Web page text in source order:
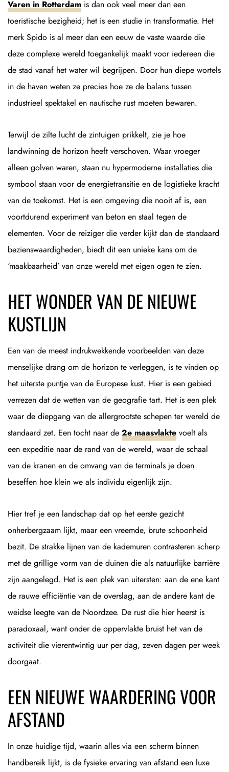
Varen in Rotterdam is dan ook veel meer dan een
toeristische bezigheid; het is een studie in transformatie. Het
merk Spido is al meer dan een eeuw de vaste waarde die
deze complexe wereld toegankelijk maakt voor iedereen die
de stad vanaf het water wil begrijpen. Door hun diepe wortels
in de haven weten ze precies hoe ze de balans tussen
industrieel spektakel en nautische rust moeten bewaren.
Terwijl de zilte lucht de zintuigen prikkelt, zie je hoe
landwinning de horizon heeft verschoven. Waar vroeger
alleen golven waren, staan nu hypermoderne installaties die
symbool staan voor de energietransitie en de logistieke kracht
van de toekomst. Het is een omgeving die nooit af is, een
voortdurend experiment van beton en staal tegen de
elementen. Voor de reiziger die verder kijkt dan de standaard
bezienswaardigheden, biedt dit een unieke kans om de
‘maakbaarheid’ van onze wereld met eigen ogen te zien.
HET WONDER VAN DE NIEUWE
KUSTLIJN
Een van de meest indrukwekkende voorbeelden van deze
menselijke drang om de horizon te verleggen, is te vinden op
het uiterste puntje van de Europese kust. Hier is een gebied
verrezen dat de wetten van de geografie tart. Het is een plek
waar de diepgang van de allergrootste schepen ter wereld de
standaard zet. Een tocht naar de 2e maasvlakte voelt als
een expeditie naar de rand van de wereld, waar de schaal
van de kranen en de omvang van de terminals je doen
beseffen hoe klein we als individu eigenlijk zijn.
Hier tref je een landschap dat op het eerste gezicht
onherbergzaam lijkt, maar een vreemde, brute schoonheid
bezit. De strakke lijnen van de kademuren contrasteren scherp
met de grillige vorm van de duinen die als natuurlijke barrière
zijn aangelegd. Het is een plek van uitersten: aan de ene kant
de rauwe efficiëntie van de overslag, aan de andere kant de
weidse leegte van de Noordzee. De rust die hier heerst is
paradoxaal, want onder de oppervlakte bruist het van de
activiteit die vierentwintig uur per dag, zeven dagen per week
doorgaat.
EEN NIEUWE WAARDERING VOOR
AFSTAND
In onze huidige tijd, waarin alles via een scherm binnen
handbereik lijkt, is de fysieke ervaring van afstand een luxe